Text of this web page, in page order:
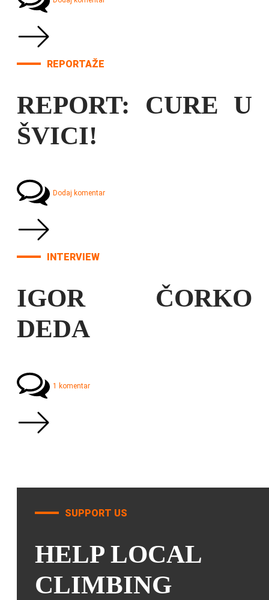
REPORTAŽE
REPORT: CURE U
ŠVICI!
Dodaj komentar
INTERVIEW
IGOR ČORKO
DEDA
1 komentar
SUPPORT US
HELP LOCAL
CLIMBING